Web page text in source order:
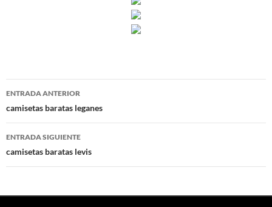
Navegación
de
entradas
ENTRADA ANTERIOR
camisetas baratas leganes
ENTRADA SIGUIENTE
camisetas baratas levis